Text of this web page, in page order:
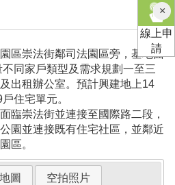
區崇法街鄰司法園區旁，基地面
同家戶類型及需求規劃一至三
出租辦公室。預計興建地上14
住宅單元。
臨崇法街並連接至國際路二段，
園並連接既有住宅社區，並鄰近
區。
圖 空拍照片
×關
閉
線上申
請